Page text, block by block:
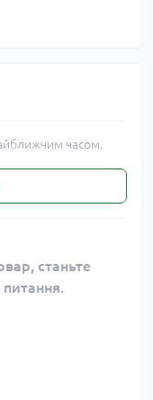
часом.
станьте